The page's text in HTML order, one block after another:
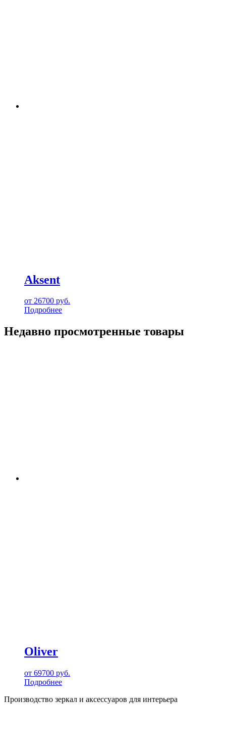
Aksent
от 26700 руб.
Подробнее
Недавно просмотренные товары
Oliver
от 69700 руб.
Подробнее
Производство зеркал и аксессуаров для интерьера